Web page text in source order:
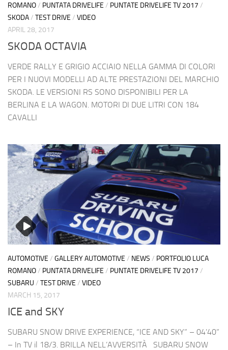
ROMANO/ PUNTATA DRIVELIFE / PUNTATE DRIVELIFE TV 2017 /
SKODA/ TEST DRIVE / VIDEO
APRIL 28, 2017
SKODA OCTAVIA
VERDE RALLY E GRIGIO ACCIAIO NELLA GAMMA DI COLORI
PER I NUOVI MODELLI AD ALTE PRESTAZIONI DEL MARCHIO
SKODA. LE VERSIONI RS SONO DISPONIBILI PER LA
BERLINA E LA WAGON. MOTORI DI DUE LITRI CON 184
CAVALLI
AUTOMOTIVE / GALLERY AUTOMOTIVE / NEWS / PORTFOLIO LUCA
ROMANO/ PUNTATA DRIVELIFE / PUNTATE DRIVELIFE TV 2017 /
SUBARU / TEST DRIVE / VIDEO
MARCH 15, 2017
ICE and SKY
SUBARU SNOW DRIVE EXPERIENCE, “ICE AND SKY” – 04’40”
– In TV il 18/3. BRILLA NELL’AVVERSITÀ SUBARU SNOW